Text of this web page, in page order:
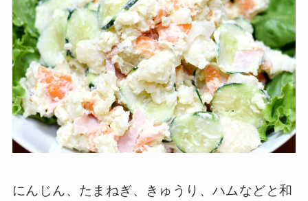
にんじん、たまねぎ、きゅうり、ハムなどと和